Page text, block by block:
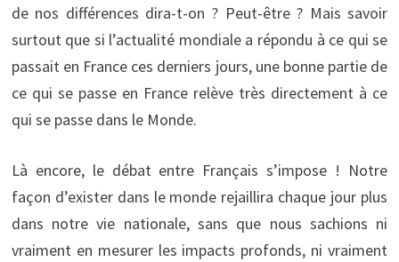
de nos différences dira-t-on ? Peut-être ? Mais savoir
surtout que si l’actualité mondiale a répondu à ce qui se
passait en France ces derniers jours, une bonne partie de
ce qui se passe en France relève très directement à ce
qui se passe dans le Monde.
Là encore, le débat entre Français s’impose ! Notre
façon d’exister dans le monde rejaillira chaque jour plus
dans notre vie nationale, sans que nous sachions ni
vraiment en mesurer les impacts profonds, ni vraiment